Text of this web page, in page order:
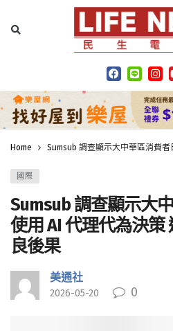
Home Sumsub 調查顯示大中華區消費
國際
Sumsub 調查顯示大
使用 AI 代理代為決策
良後果
美通社
2026-05-20 0